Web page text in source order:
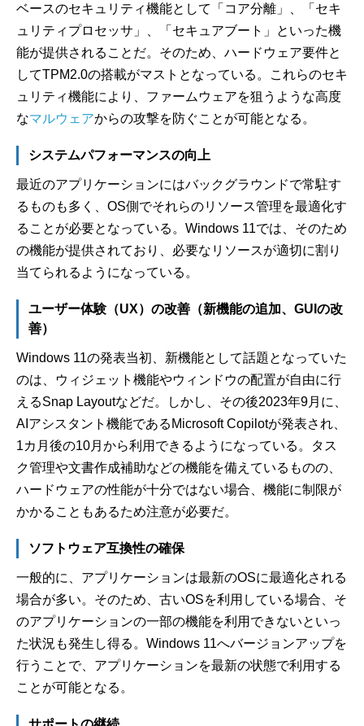
ベースのセキュリティ機能として「コア分離」、「セキ
ュリティプロセッサ」、「セキュアブート」といった機
能が提供されることだ。そのため、ハードウェア要件と
してTPM2.0の搭載がマストとなっている。これらのセキ
ュリティ機能により、ファームウェアを狙うような高度
なマルウェアからの攻撃を防ぐことが可能となる。
システムパフォーマンスの向上
最近のアプリケーションにはバックグラウンドで常駐す
るものも多く、OS側でそれらのリソース管理を最適化す
ることが必要となっている。Windows 11では、そのため
の機能が提供されており、必要なリソースが適切に割り
当てられるようになっている。
ユーザー体験（UX）の改善（新機能の追加、GUIの改
善）
Windows 11の発表当初、新機能として話題となっていた
のは、ウィジェット機能やウィンドウの配置が自由に行
えるSnap Layoutなどだ。しかし、その後2023年9月に、
AIアシスタント機能であるMicrosoft Copilotが発表され、
1カ月後の10月から利用できるようになっている。タス
ク管理や文書作成補助などの機能を備えているものの、
ハードウェアの性能が十分ではない場合、機能に制限が
かかることもあるため注意が必要だ。
ソフトウェア互換性の確保
一般的に、アプリケーションは最新のOSに最適化される
場合が多い。そのため、古いOSを利用している場合、そ
のアプリケーションの一部の機能を利用できないといっ
た状況も発生し得る。Windows 11へバージョンアップを
行うことで、アプリケーションを最新の状態で利用する
ことが可能となる。